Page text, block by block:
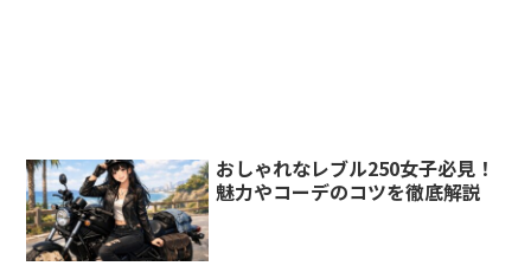
おしゃれなレブル250女子必見！
魅力やコーデのコツを徹底解説